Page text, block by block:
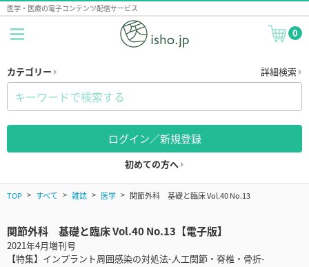
医学・医療の電子コンテンツ配信サービス
0
カテゴリー 詳細検索
ログイン／新規登録
初めての方へ
TOP すべて 雑誌 医学 関節外科 基礎と臨床 Vol.40 No.13
関節外科 基礎と臨床 Vol.40 No.13【電子版】
2021年4月増刊号
【特集】インプラント周囲感染の対処法-人工関節・脊椎・骨折-